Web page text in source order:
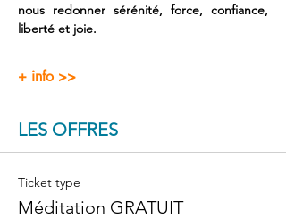
nous redonner sérénité, force, confiance,
liberté et joie.
+ info >>
LES OFFRES
Ticket type
Méditation GRATUIT